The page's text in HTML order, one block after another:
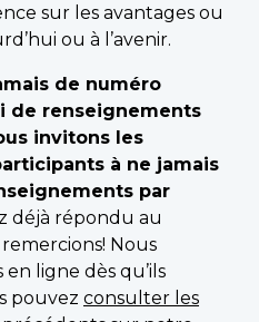
sur les avantages ou
ou à l’avenir.
de numéro
de renseignements
invitons les
à ne jamais
par
déjà répondu au
Nous
ligne dès qu’ils
pouvez consulter les